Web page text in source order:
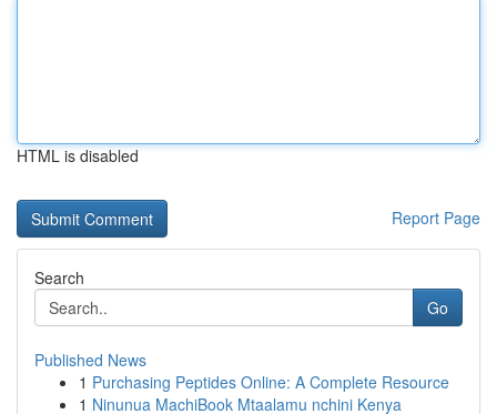
HTML is disabled
Report Page
Search
Go
Published News
1 Purchasing Peptides Online: A Complete Resource
1 Ninunua MachiBook Mtaalamu nchini Kenya